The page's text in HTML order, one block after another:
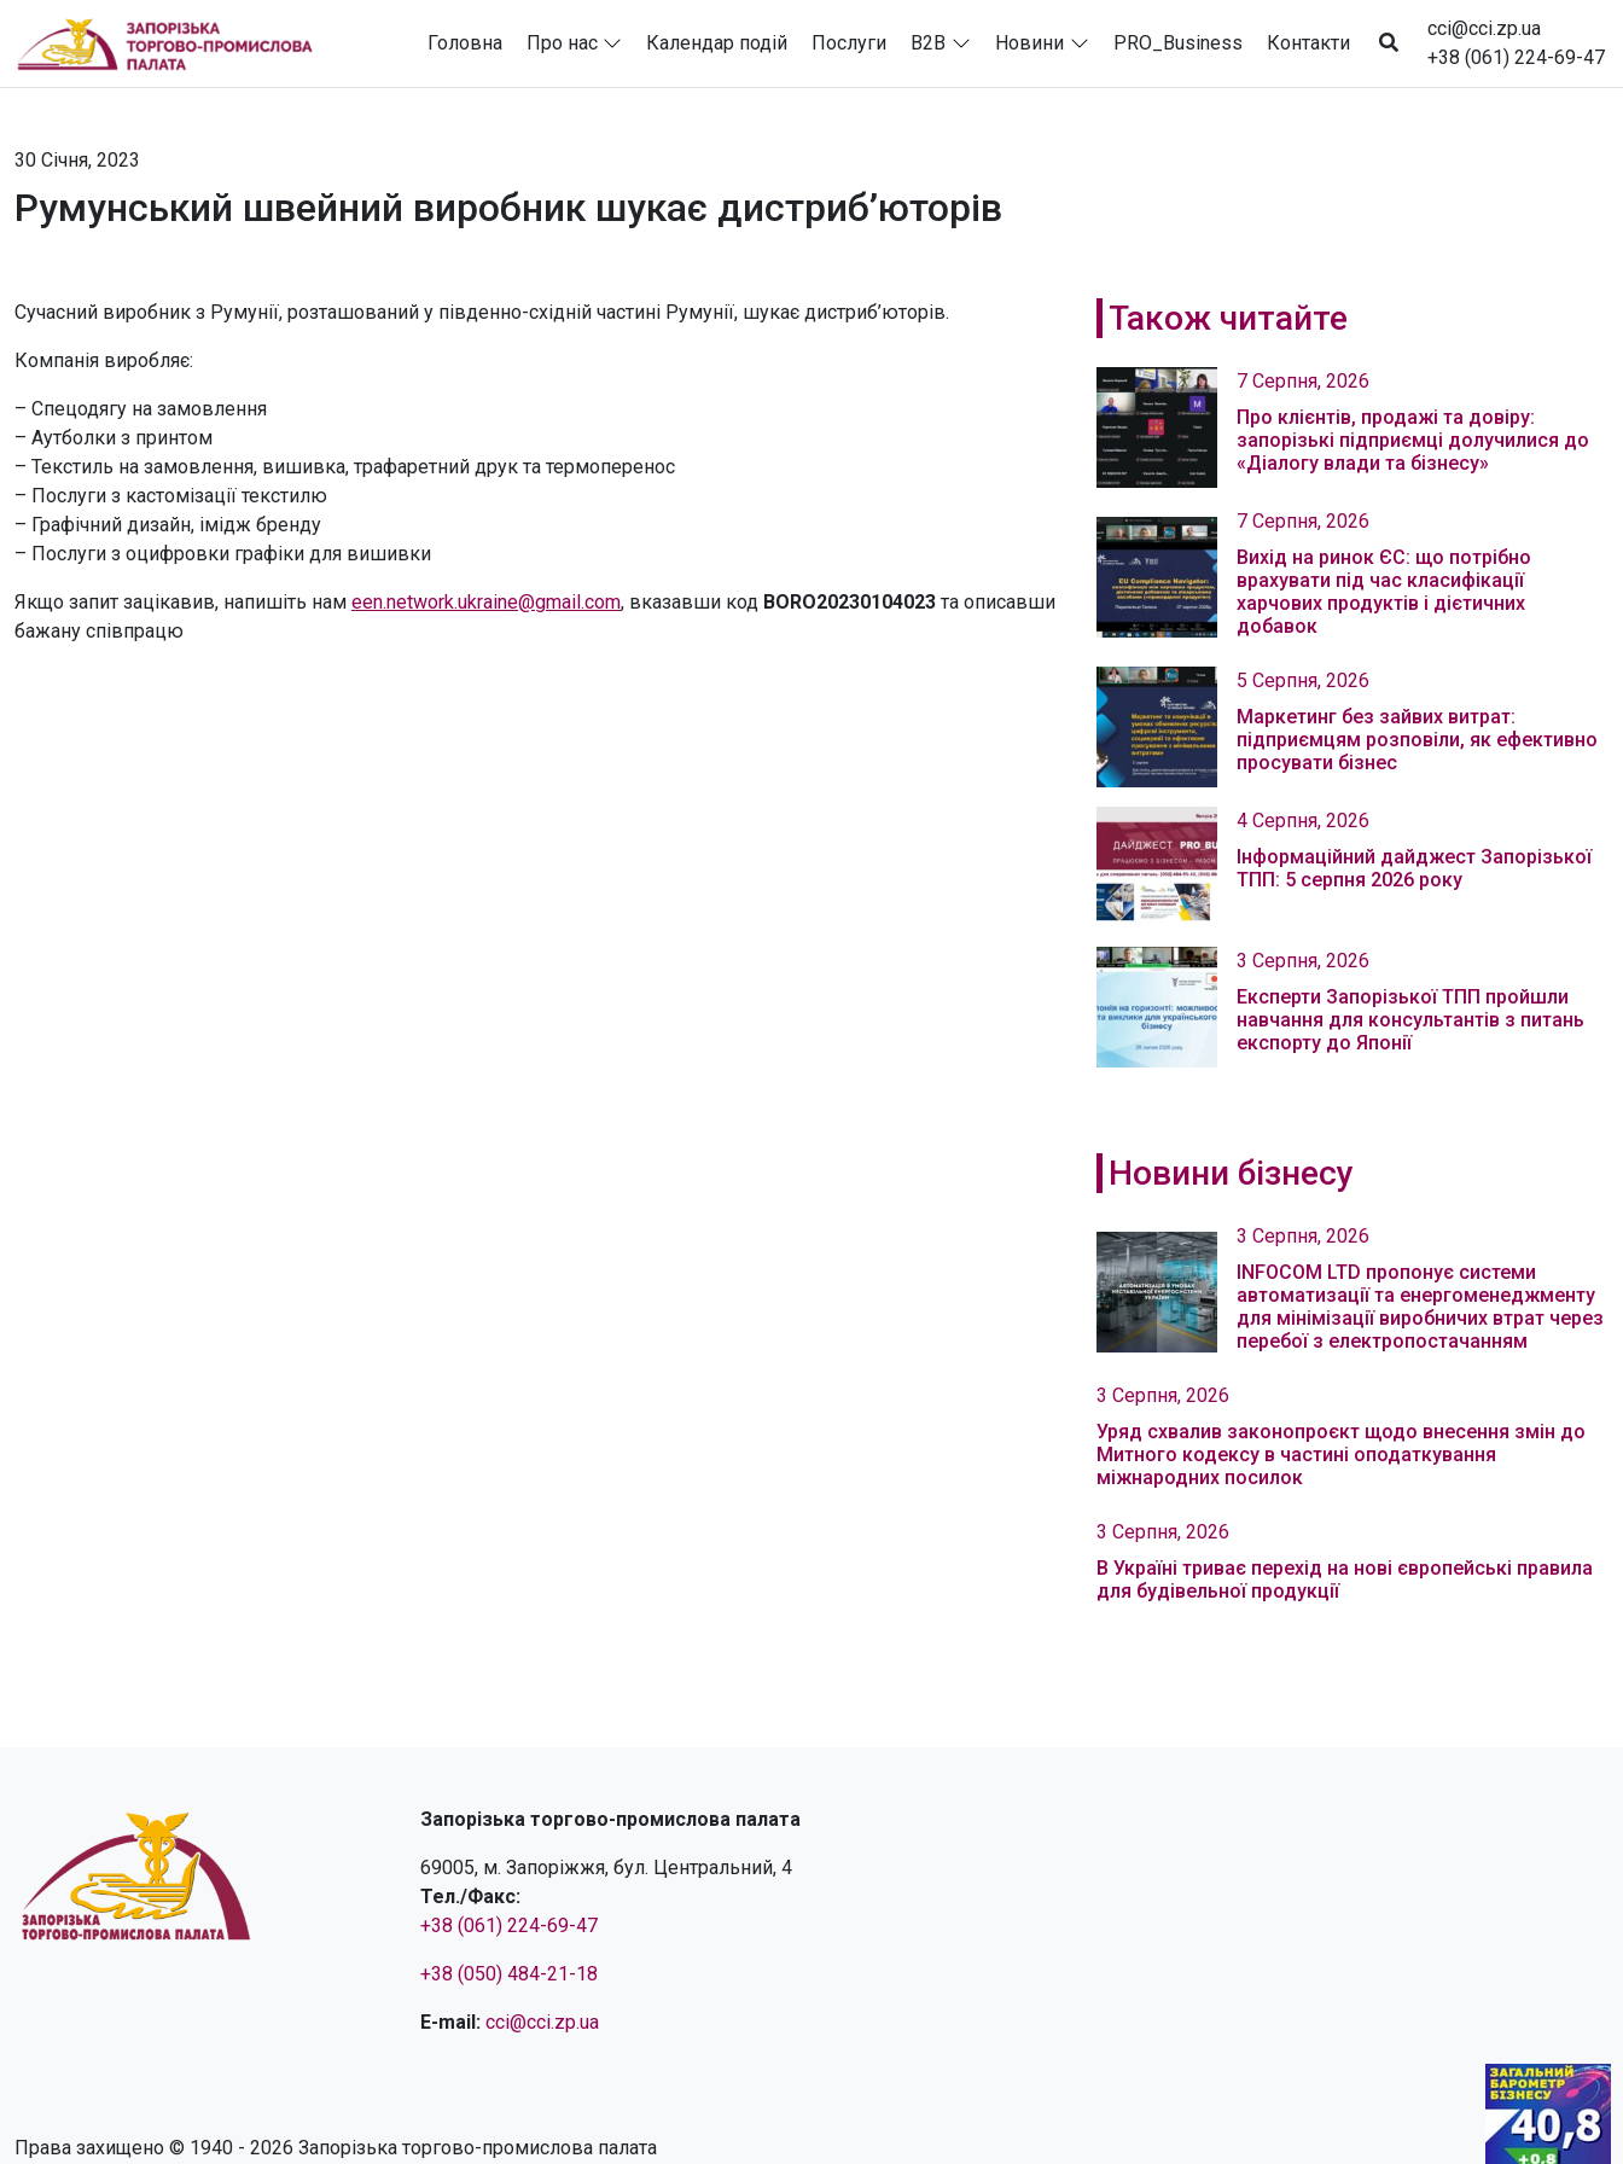
Головна Про нас Календар подій Послуги B2B Новини PRO_Business Контакти
cci@cci.zp.ua
+38 (061) 224-69-47
30 Січня, 2023
Румунський швейний виробник шукає дистриб’юторів
Сучасний виробник з Румунії, розташований у південно-східній частині Румунії, шукає дистриб’юторів.
Компанія виробляє:
– Спецодягу на замовлення
– Aутболки з принтом
– Текстиль на замовлення, вишивка, трафаретний друк та термоперенос
– Послуги з кастомізації текстилю
– Графічний дизайн, імідж бренду
– Послуги з оцифровки графіки для вишивки
Якщо запит зацікавив, напишіть нам een.network.ukraine@gmail.com, вказавши код BORO20230104023 та описавши
бажану співпрацю
Також читайте
7 Серпня, 2026
Про клієнтів, продажі та довіру:
запорізькі підприємці долучилися до
«Діалогу влади та бізнесу»
7 Серпня, 2026
Вихід на ринок ЄС: що потрібно
врахувати під час класифікації
харчових продуктів і дієтичних
добавок
5 Серпня, 2026
Маркетинг без зайвих витрат:
підприємцям розповіли, як ефективно
просувати бізнес
4 Серпня, 2026
Інформаційний дайджест Запорізької
ТПП: 5 серпня 2026 року
3 Серпня, 2026
Експерти Запорізької ТПП пройшли
навчання для консультантів з питань
експорту до Японії
Новини бізнесу
3 Серпня, 2026
INFOCOM LTD пропонує системи
автоматизації та енергоменеджменту
для мінімізації виробничих втрат через
перебої з електропостачанням
3 Серпня, 2026
Уряд схвалив законопроєкт щодо внесення змін до
Митного кодексу в частині оподаткування
міжнародних посилок
3 Серпня, 2026
В Україні триває перехід на нові європейські правила
для будівельної продукції
Запорізька торгово-промислова палата
69005, м. Запоріжжя, бул. Центральний, 4
Тел./Факс:
+38 (061) 224-69-47
+38 (050) 484-21-18
E-mail: cci@cci.zp.ua
Права захищено © 1940 - 2026 Запорізька торгово-промислова палата